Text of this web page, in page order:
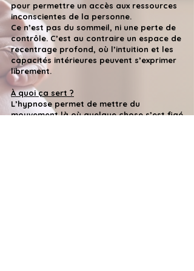
pour permettre un accès aux ressources
inconscientes de la personne.
Ce n’est pas du sommeil, ni une perte de
contrôle. C’est au contraire un espace de
recentrage profond, où l’intuition et les
capacités intérieures peuvent s’exprimer
librement.
À quoi ça sert ?
L’hypnose permet de mettre du
mouvement là où quelque chose s’est figé